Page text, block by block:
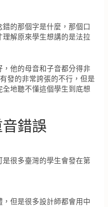
的那個字是什麼，那個口
解原來學生想講的是法拉
他的母音和子音都分得非
發的非常誇張的不行，但是
地聽不懂這個學生到底想
錯誤
很多臺灣的學生會發在第
但是很多設計師都會用中